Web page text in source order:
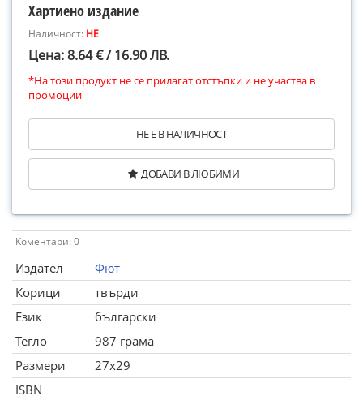
Хартиено издание
Наличност: НЕ
Цена: 8.64 € / 16.90 ЛВ.
*На този продукт не се прилагат отстъпки и не участва в
промоции
НЕ Е В НАЛИЧНОСТ
ДОБАВИ В ЛЮБИМИ
Коментари: 0
Издател
Фют
Корици
твърди
Език
български
Тегло
987 грама
Размери
27x29
ISBN